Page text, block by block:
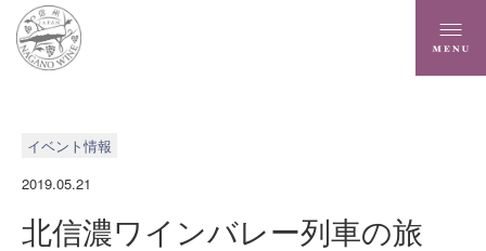
イベント情報
2019.05.21
北信濃ワインバレー列車の旅